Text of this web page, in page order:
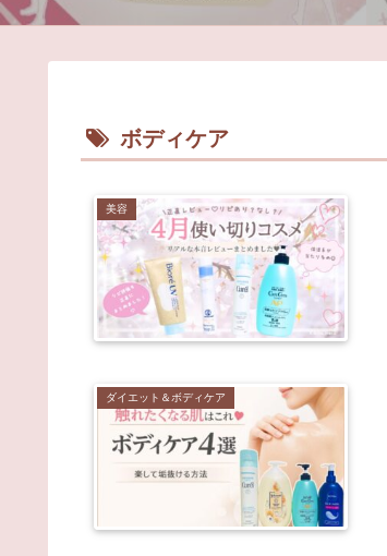
ボディケア
美容
ダイエット＆ボディケア